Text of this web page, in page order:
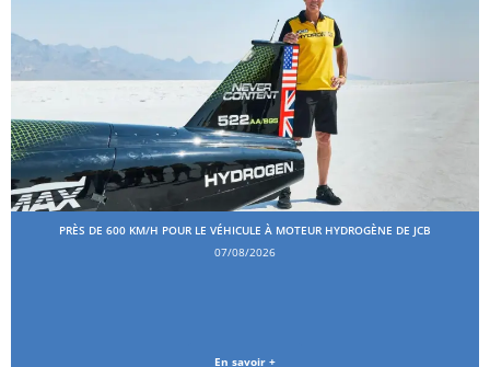
PRÈS DE 600 KM/H POUR LE VÉHICULE À MOTEUR HYDROGÈNE DE JCB
07/08/2026
En savoir +